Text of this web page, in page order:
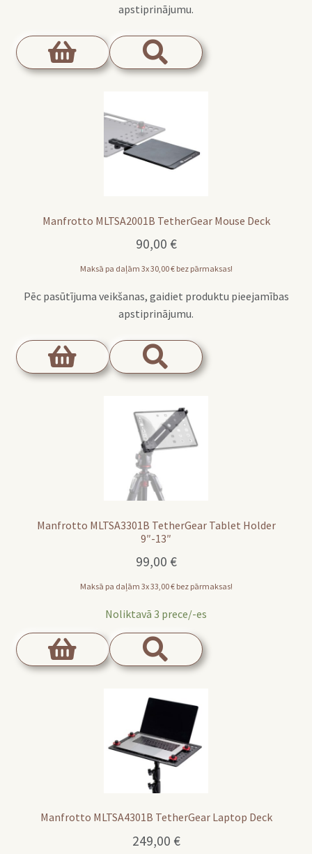
apstiprinājumu.
Manfrotto MLTSA2001B TetherGear Mouse Deck
90,00 €
Maksā pa daļām 3x30,00€bez pārmaksas!
Pēc pasūtījuma veikšanas, gaidiet produktu pieejamības
apstiprinājumu.
Manfrotto MLTSA3301B TetherGear Tablet Holder
9″-13″
99,00 €
Maksā pa daļām 3x33,00€bez pārmaksas!
Noliktavā 3 prece/-es
Manfrotto MLTSA4301B TetherGear Laptop Deck
249,00 €